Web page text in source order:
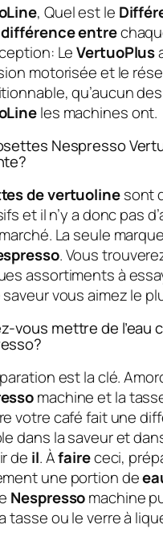
, Quel est le
différence entre
LeVertuoPlus
motorisée et le
qu’aucun
les machines ont.
Nespresso
de vertuolinesont
et il n’y a donc pas
La seule
. Vous
assortiments à
vous aimez le
vous mettre de l’eau
est la clé.
machine et la
votre café fait une
dans la saveur et
de il. Àfairececi,
une portion de
Nespressomachine
tasse ou le verre à